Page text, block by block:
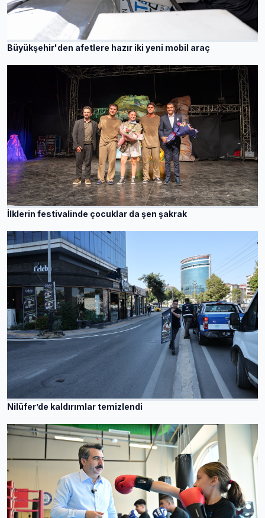
Büyükşehir'den afetlere hazır iki yeni mobil araç
İlklerin festivalinde çocuklar da şen şakrak
Nilüfer’de kaldırımlar temizlendi